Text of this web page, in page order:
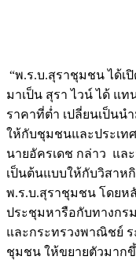
“พ.ร.บ.สุราชุมชน ได้เ
มาเป็น สุรา ไวน์ ได้ แ
ราคาที่ต่ำ เปลี่ยนเป็นน
ให้กับชุมชนและประเท
นายอัครเดช กล่าว แล
เป็นต้นแบบให้กับวิสาห
พ.ร.บ.สุราชุมชน โดยห
ประชุมหารือกับทางกร
และกระทรวงพาณิชย์
ชุมชน ให้ขยายตัวมาก